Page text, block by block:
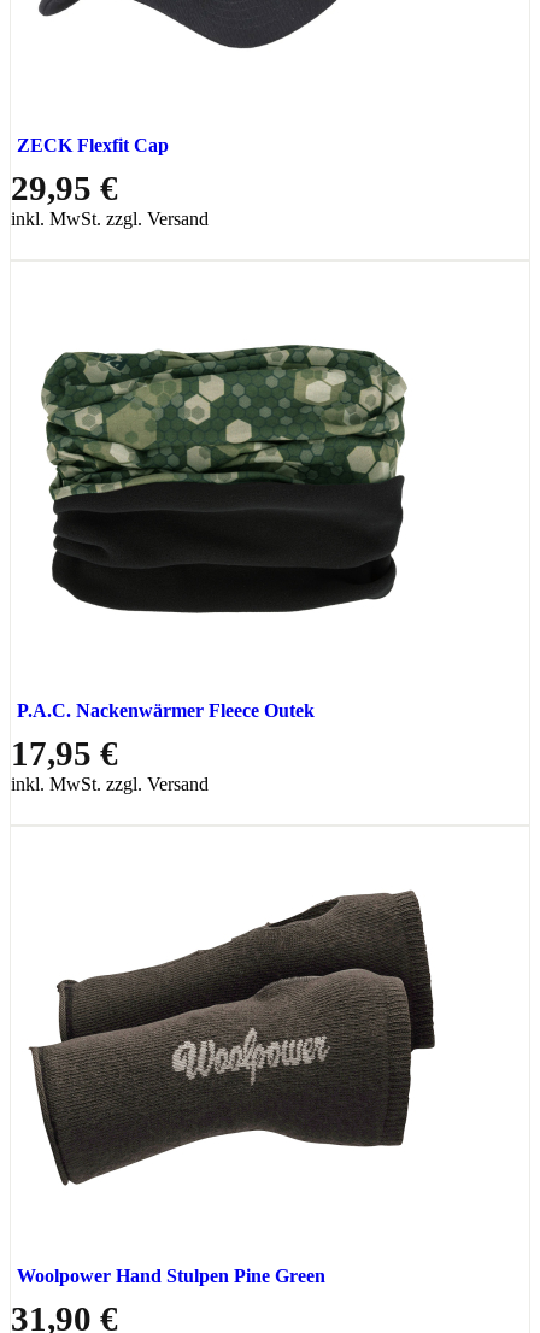
ZECK Flexfit Cap
29,95 €
inkl. MwSt. zzgl. Versand
P.A.C. Nackenwärmer Fleece Outek
17,95 €
inkl. MwSt. zzgl. Versand
Woolpower Hand Stulpen Pine Green
31,90 €